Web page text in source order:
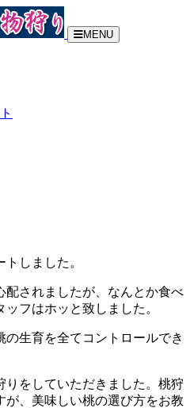
MENU
しました。
配されましたが、なんとか食べ
フはホッと致しました。
の生育を全てコントロールでき
りをしていただきました。桃狩
が、美味しい桃の選び方をお教